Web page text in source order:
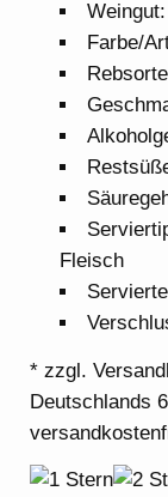
Farbe/
Fleisch
* zzgl.
Deutschlands